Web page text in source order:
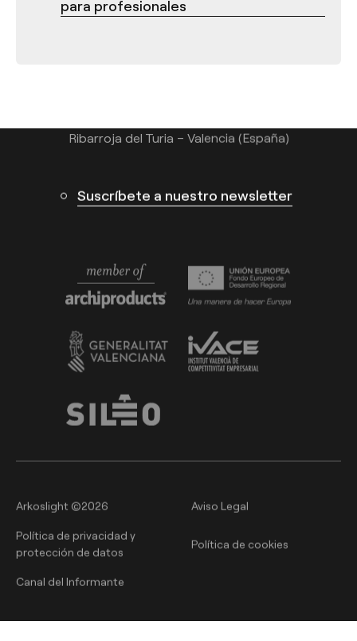
para profesionales
Ribarroja del Turia – Valencia (España)
Suscríbete a nuestro newsletter
Arkoslight ©2026 Aviso Legal
Política de privacidad y
protección de datos
Política de cookies
Canal del Informante